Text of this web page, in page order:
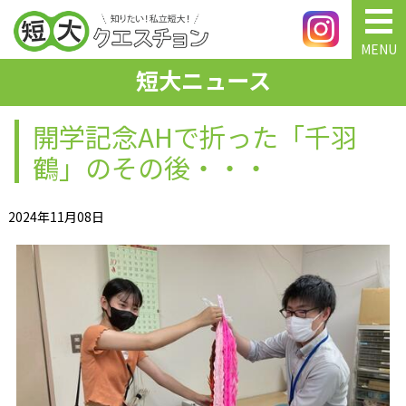
MENU
短大ニュース
開学記念AHで折った「千羽
鶴」のその後・・・
2024年11月08日